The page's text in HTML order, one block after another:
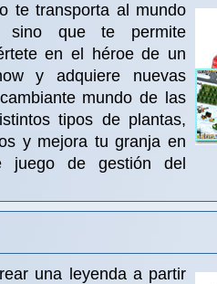
te transporta al mundo
sino que te permite
en el héroe de un
y adquiere nuevas
mundo de las
tipos de plantas,
y mejora tu granja en
juego de gestión del
una leyenda a partir